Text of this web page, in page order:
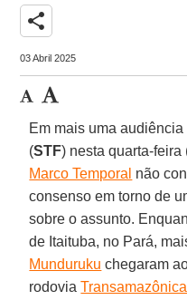
share
03 Abril 2025
Em mais uma
(STF) nesta quarta-
Marco Temporal não
consenso em torno de
sobre o assunto.
de Itaituba, no Pará,
Munduruku chegaram
rodovia